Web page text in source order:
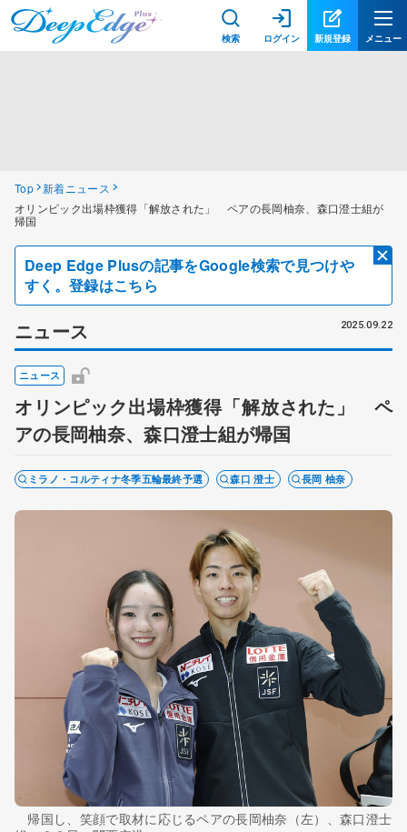
検索 ログイン 新規登録 メニュー
Top 新着ニュース
オリンピック出場枠獲得「解放された」 ペアの長岡柚奈、森口澄士組が
帰国
Deep Edge Plusの記事をGoogle検索で見つけや
すく。登録はこちら
ニュース 2025.09.22
ニュース
オリンピック出場枠獲得「解放された」 ペ
アの長岡柚奈、森口澄士組が帰国
ミラノ・コルティナ冬季五輪最終予選 森口 澄士 長岡 柚奈
帰国し、笑顔で取材に応じるペアの長岡柚奈（左）、森口澄士